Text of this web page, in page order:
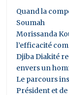
Quand la
Soumah
Morissanda
l’efficacité
Djiba Diakité
envers un
Le parcours
Président et de